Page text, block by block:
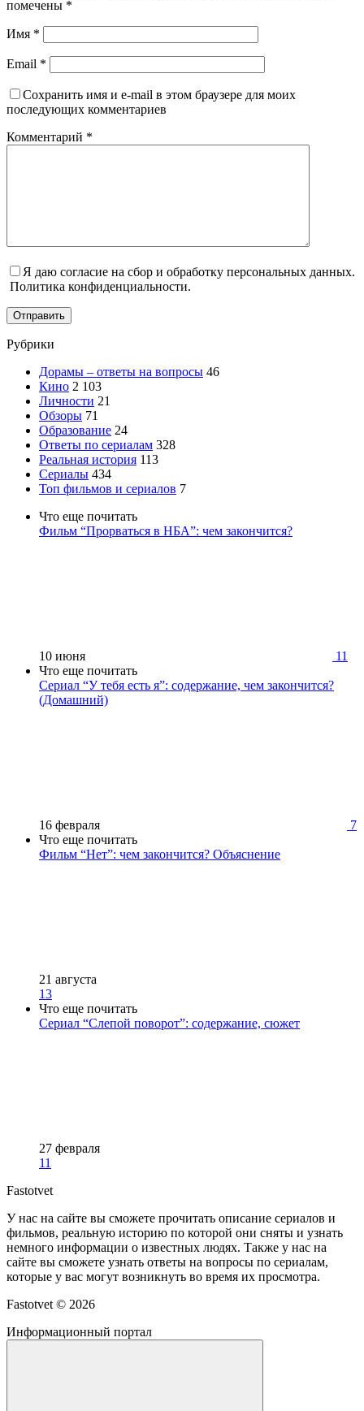
помечены *
Имя *
Email *
Сохранить имя и e-mail в этом браузере для моих
последующих комментариев
Комментарий *
Я даю согласие на сбор и обработку персональных данных.
Политика конфиденциальности.
Отправить
Рубрики
Дорамы – ответы на вопросы 46
Кино 2 103
Личности 21
Обзоры 71
Образование 24
Ответы по сериалам 328
Реальная история 113
Сериалы 434
Топ фильмов и сериалов 7
Что еще почитать
Фильм “Прорваться в НБА”: чем закончится?
10 июня
11
Что еще почитать
Сериал “У тебя есть я”: содержание, чем закончится?
(Домашний)
16 февраля
7
Что еще почитать
Фильм “Нет”: чем закончится? Объяснение
21 августа
13
Что еще почитать
Сериал “Слепой поворот”: содержание, сюжет
27 февраля
11
Fastotvet
У нас на сайте вы сможете прочитать описание сериалов и
фильмов, реальную историю по которой они сняты и узнать
немного информации о известных людях. Также у нас на
сайте вы сможете узнать ответы на вопросы по сериалам,
которые у вас могут возникнуть во время их просмотра.
Fastotvet © 2026
Информационный портал